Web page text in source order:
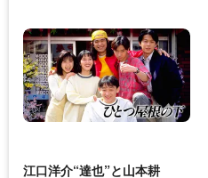
江口洋介“達也”と山本耕